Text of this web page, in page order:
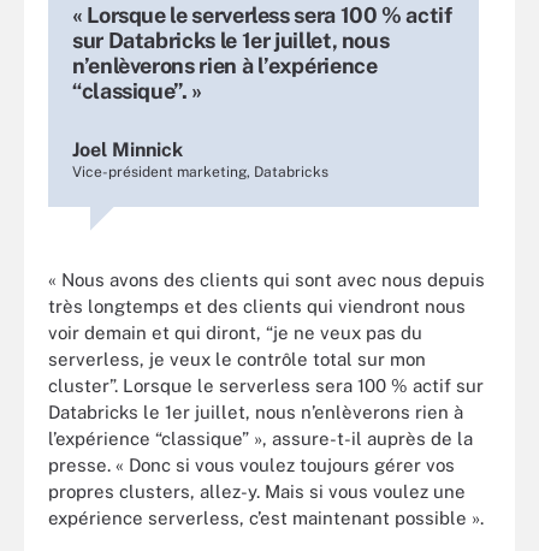
« Lorsque le serverless sera 100 % actif
sur Databricks le 1er juillet, nous
n’enlèverons rien à l’expérience
“classique”. »
Joel Minnick
Vice-président marketing, Databricks
« Nous avons des clients qui sont avec nous depuis
très longtemps et des clients qui viendront nous
voir demain et qui diront, “je ne veux pas du
serverless, je veux le contrôle total sur mon
cluster”. Lorsque le serverless sera 100 % actif sur
Databricks le 1er juillet, nous n’enlèverons rien à
l’expérience “classique” », assure-t-il auprès de la
presse. « Donc si vous voulez toujours gérer vos
propres clusters, allez-y. Mais si vous voulez une
expérience serverless, c’est maintenant possible ».